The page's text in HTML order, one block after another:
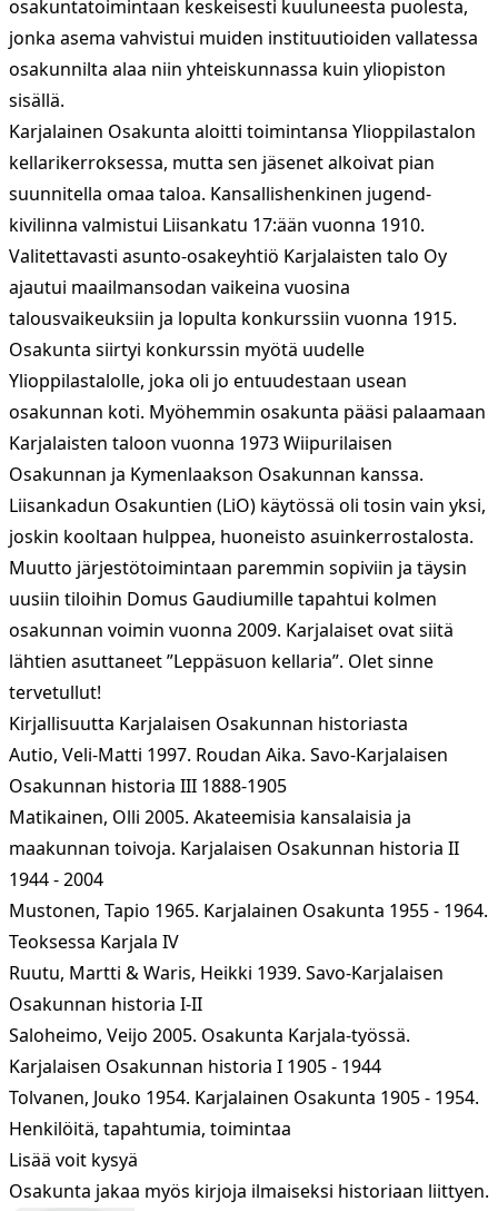
osakuntatoimintaan keskeisesti kuuluneesta puolesta,
jonka asema vahvistui muiden instituutioiden vallatessa
osakunnilta alaa niin yhteiskunnassa kuin yliopiston
sisällä.
Karjalainen Osakunta aloitti toimintansa Ylioppilastalon
kellarikerroksessa, mutta sen jäsenet alkoivat pian
suunnitella omaa taloa. Kansallishenkinen jugend-
kivilinna valmistui Liisankatu 17:ään vuonna 1910.
Valitettavasti asunto-osakeyhtiö Karjalaisten talo Oy
ajautui maailmansodan vaikeina vuosina
talousvaikeuksiin ja lopulta konkurssiin vuonna 1915.
Osakunta siirtyi konkurssin myötä uudelle
Ylioppilastalolle, joka oli jo entuudestaan usean
osakunnan koti. Myöhemmin osakunta pääsi palaamaan
Karjalaisten taloon vuonna 1973 Wiipurilaisen
Osakunnan ja Kymenlaakson Osakunnan kanssa.
Liisankadun Osakuntien (LiO) käytössä oli tosin vain yksi,
joskin kooltaan hulppea, huoneisto asuinkerrostalosta.
Muutto järjestötoimintaan paremmin sopiviin ja täysin
uusiin tiloihin Domus Gaudiumille tapahtui kolmen
osakunnan voimin vuonna 2009. Karjalaiset ovat siitä
lähtien asuttaneet ”Leppäsuon kellaria”. Olet sinne
tervetullut!
Kirjallisuutta Karjalaisen Osakunnan historiasta
Autio, Veli-Matti 1997. Roudan Aika. Savo-Karjalaisen
Osakunnan historia III 1888-1905
Matikainen, Olli 2005. Akateemisia kansalaisia ja
maakunnan toivoja. Karjalaisen Osakunnan historia II
1944 - 2004
Mustonen, Tapio 1965. Karjalainen Osakunta 1955 - 1964.
Teoksessa Karjala IV
Ruutu, Martti & Waris, Heikki 1939. Savo-Karjalaisen
Osakunnan historia I-II
Saloheimo, Veijo 2005. Osakunta Karjala-työssä.
Karjalaisen Osakunnan historia I 1905 - 1944
Tolvanen, Jouko 1954. Karjalainen Osakunta 1905 - 1954.
Henkilöitä, tapahtumia, toimintaa
Lisää voit kysyä
Osakunta jakaa myös kirjoja ilmaiseksi historiaan liittyen.